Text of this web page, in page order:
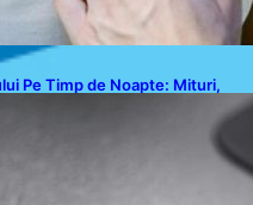
Pe Timp de Noapte: Mituri,